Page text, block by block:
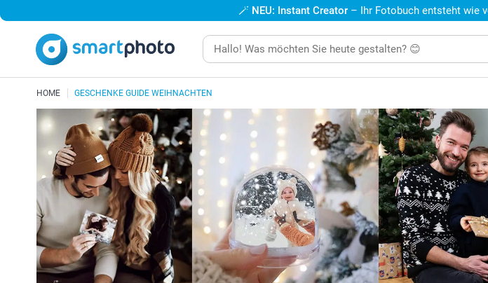
🪄 NEU: Instant Creator – Ihr Fotobuch entsteht wie
HOME GESCHENKE GUIDE WEIHNACHTEN